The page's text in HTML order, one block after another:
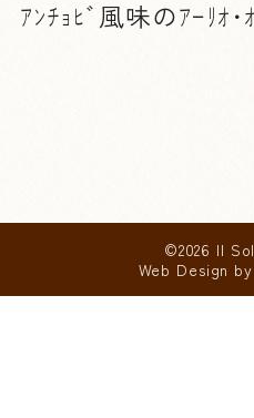
ｱﾝﾁｮﾋﾞ風味のｱｰﾘｵ･
©2026 Il
Web Design by